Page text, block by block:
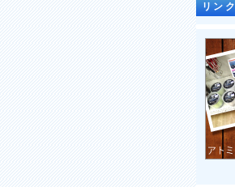
リンク